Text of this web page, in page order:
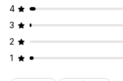
4
3
2
1